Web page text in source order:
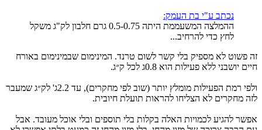
נכתב ע"י בת העמק:
ההמלצה המשעממת היתה 0.5-0.75 גרם חלבון לק"ג משקל
לחץ כדי להרחיב...
זה פשוט לא מספיק בלי קשר לשום טרנד. המינימום שבמינימום באורח
חיים יושבני ללא פעילות הוא 0.8ג לכל ק״ג.
ולפי רמת הפעילות מומלץ יותר (שוב לפי מחקרים), עד 2.2ג' לק״ג שמעבר
לזה מחקרים לא הצליחו להראות תועלת חיובית.
אפשר להגיע לכמויות האלה בקלות בלי תוספים ובלי אוכל מעובד. אבל